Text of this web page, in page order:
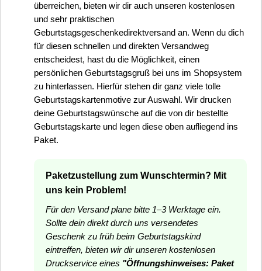
überreichen, bieten wir dir auch unseren kostenlosen
und sehr praktischen
Geburtstagsgeschenkedirektversand an. Wenn du dich
für diesen schnellen und direkten Versandweg
entscheidest, hast du die Möglichkeit, einen
persönlichen Geburtstagsgruß bei uns im Shopsystem
zu hinterlassen. Hierfür stehen dir ganz viele tolle
Geburtstagskartenmotive zur Auswahl. Wir drucken
deine Geburtstagswünsche auf die von dir bestellte
Geburtstagskarte und legen diese oben aufliegend ins
Paket.
Paketzustellung zum Wunschtermin? Mit
uns kein Problem!
Für den Versand plane bitte 1–3 Werktage ein.
Sollte dein direkt durch uns versendetes
Geschenk zu früh beim Geburtstagskind
eintreffen, bieten wir dir unseren kostenlosen
Druckservice eines "Öffnungshinweises: Paket